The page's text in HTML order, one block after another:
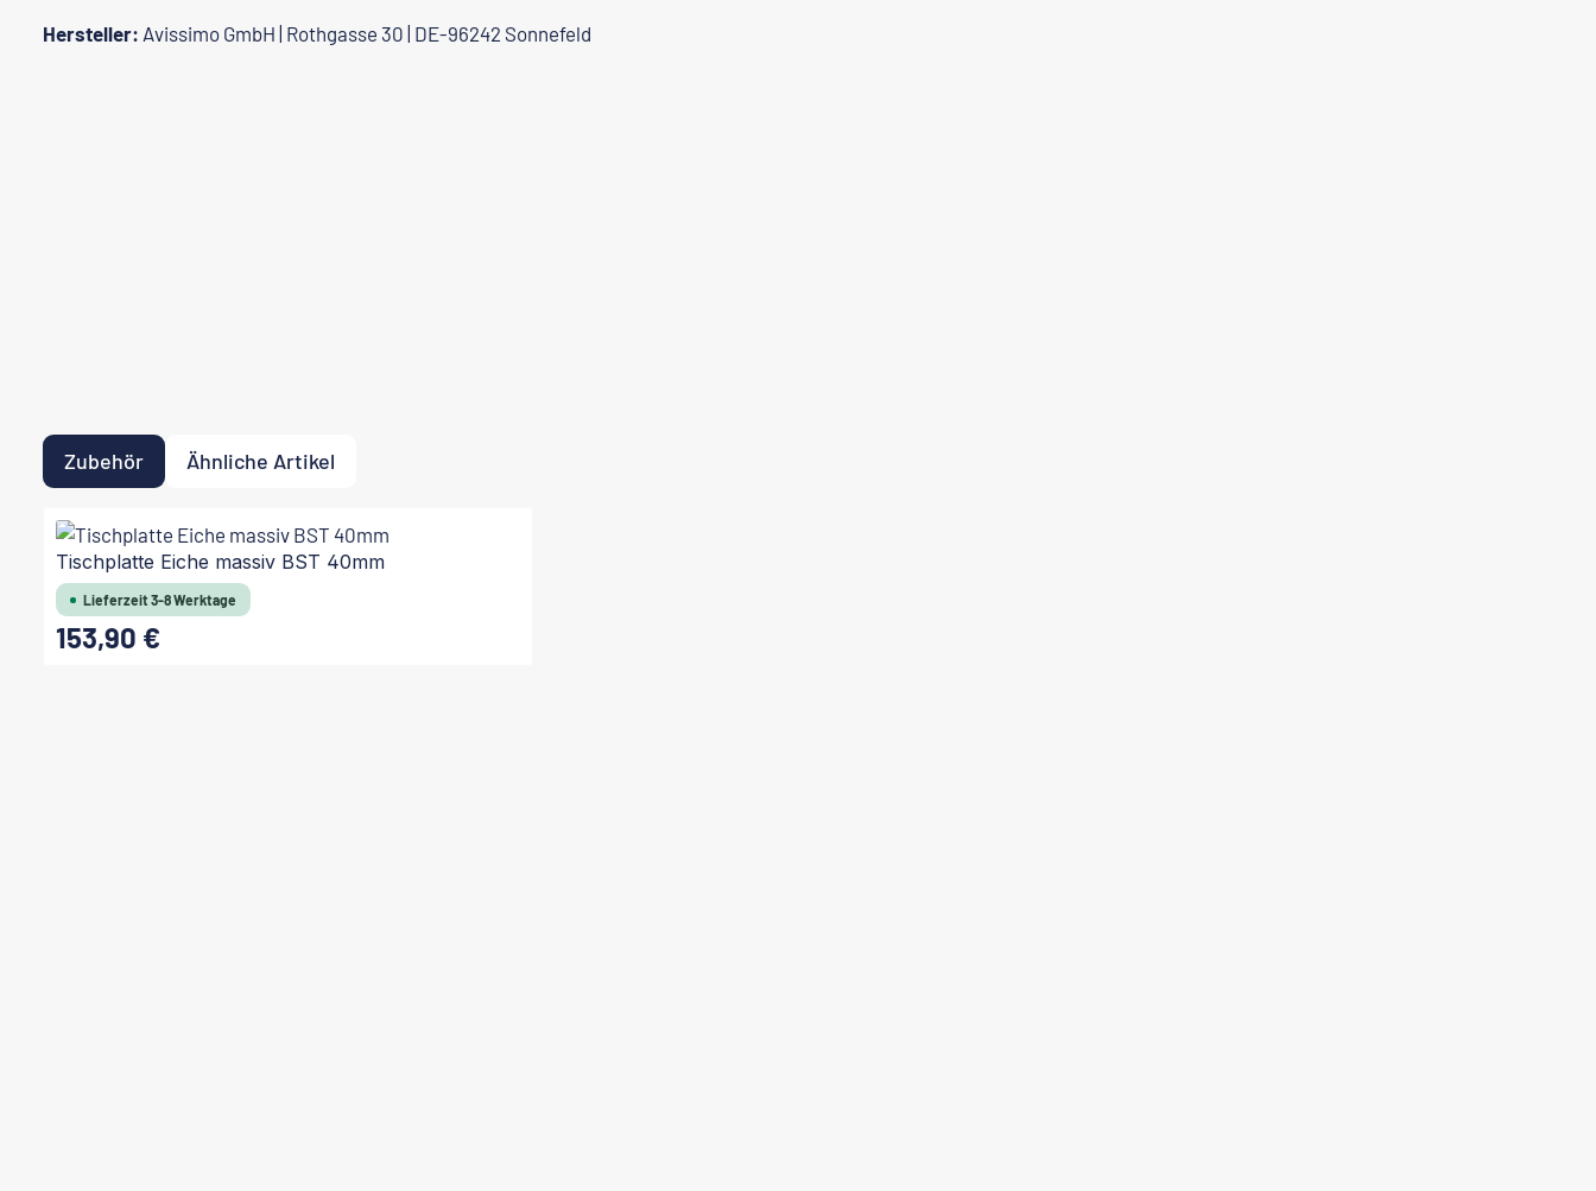
Hersteller: Avissimo GmbH | Rothgasse 30 | DE-96242 Sonnefeld
Zubehör Ähnliche Artikel
Produktgalerie überspringen
Tischplatte Eiche massiv BST 40mm
Lieferzeit 3-8 Werktage
Regulärer Preis:
153,90 €